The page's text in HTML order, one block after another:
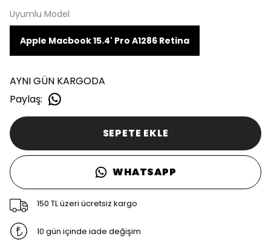
Uyumlu Model
Apple Macbook 15.4' Pro A1286 Retina
AYNI GÜN KARGODA
Paylaş:
SEPETE EKLE
WHATSAPP
150 TL üzeri ücretsiz kargo
10 gün içinde iade değişim